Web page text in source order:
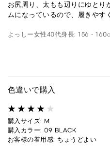
お尻周り、太もも辺りにゆとり
ムになっているので、履きやす
よっしー女性40代身長: 156 -
色違いで購入
購入サイズ: M
購入カラー: 09 BLACK
お客様の着用感: ちょうどよい